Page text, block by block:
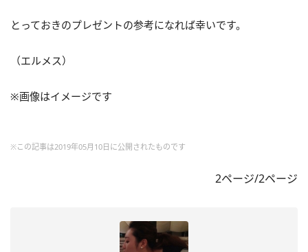
とっておきのプレゼントの参考になれば幸いです。
（エルメス）
※画像はイメージです
※この記事は2019年05月10日に公開されたものです
2ページ/2ページ